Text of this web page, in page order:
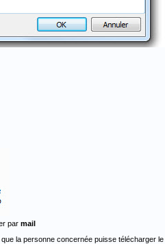
par mail
la personne concernée puisse télécharger le